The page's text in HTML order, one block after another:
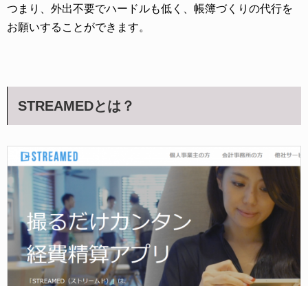
つまり、外出不要でハードルも低く、帳簿づくりの代行を
お願いすることができます。
STREAMEDとは？